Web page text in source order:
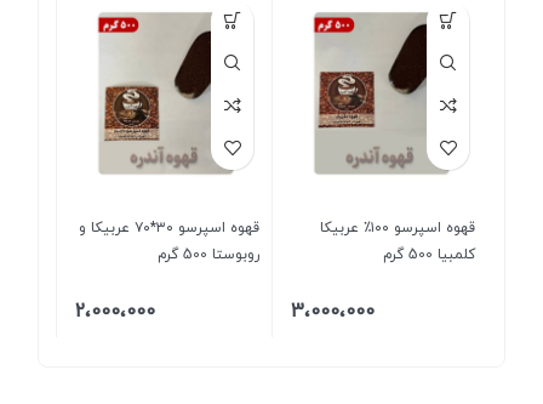
قهوه اسپرسو ۱۰۰٪ عربیکا
کلمبیا 500 گرم
3،000،000
قهوه اسپرسو ۳۰*۷۰ عربیکا و
روبوستا 500 گرم
2،000،000